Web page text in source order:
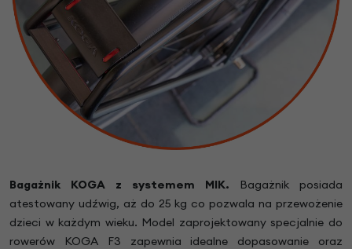
Bagażnik KOGA z systemem MIK. Bagażnik posiada
atestowany udźwig, aż do 25 kg co pozwala na przewożenie
dzieci w każdym wieku. Model zaprojektowany specjalnie do
rowerów KOGA F3 zapewnia idealne dopasowanie oraz